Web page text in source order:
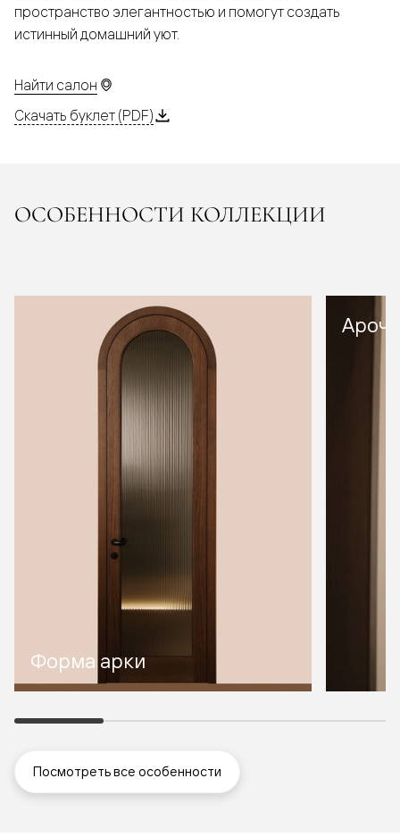
пространство элегантностью и помогут создать
истинный домашний уют.
Найти салон
Скачать буклет (PDF)
ОСОБЕННОСТИ КОЛЛЕКЦИИ
Форма арки
Посмотреть все особенности